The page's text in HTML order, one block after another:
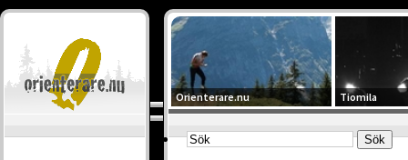
Orienterare.nu Tiomila